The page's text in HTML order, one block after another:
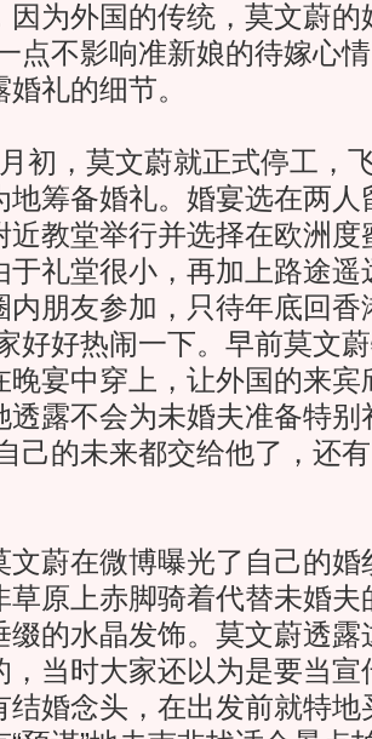
因为外国的传统，莫文蔚的
点不影响准新娘的待嫁心
礼的细节。
，莫文蔚就正式停工，
地筹备婚礼。婚宴选在两人
近教堂举行并选择在欧洲度
于礼堂很小，再加上路途遥
内朋友参加，只待年底回香
好好热闹一下。早前莫文
晚宴中穿上，让外国的来宾
透露不会为未婚夫准备特别
己的未来都交给他了，还
在微博曝光了自己的婚
草原上赤脚骑着代替未婚夫
缀的水晶发饰。莫文蔚透露
，当时大家还以为是要当宣
结婚念头，在出发前就特地